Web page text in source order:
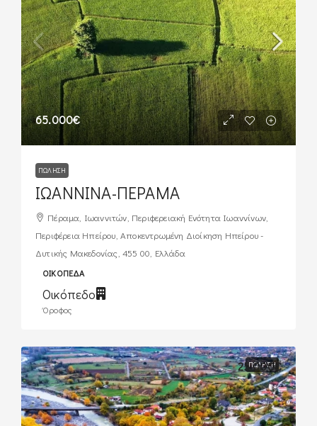
65.000€
ΠΏΛΗΣΗ
ΙΩΑΝΝΙΝΑ-ΠΕΡΑΜΑ
Πέραμα, Ιωαννιτών, Περιφερειακή Ενότητα Ιωαννίνων,
Περιφέρεια Ηπείρου, Αποκεντρωμένη Διοίκηση Ηπείρου -
Δυτικής Μακεδονίας, 455 00, Ελλάδα
ΟΙΚΌΠΕΔΑ
Οικόπεδο
Όροφος
ΠΏΛΗΣΗ
25.000€